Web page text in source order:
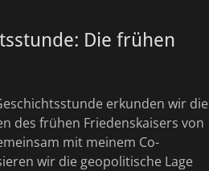
Die frühen
erkunden wir die
des frühen Friedenskaisers von
mit meinem Co-
wir die geopolitische Lage